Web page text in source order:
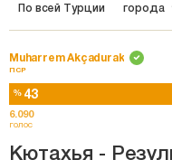
По всей Турции города
Muharrem Akçadurak
ПСР
% 43
6.090
голос
Кютахья -